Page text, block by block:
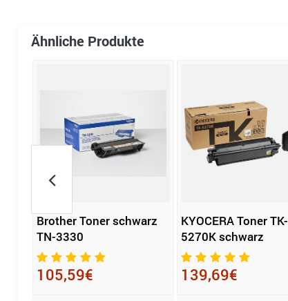
Ähnliche Produkte
Brother Toner schwarz
TN-3330
105,59€
KYOCERA Toner TK-
5270K schwarz
139,69€